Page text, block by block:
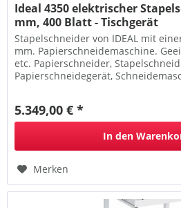
Ideal 4350 elektrischer
mm, 400 Blatt - Tischgerät
Stapelschneider von IDEAL mit
mm. Papierschneidemaschine.
etc. Papierschneider,
Papierschneidegerät,
5.349,00 € *
In den
Merken